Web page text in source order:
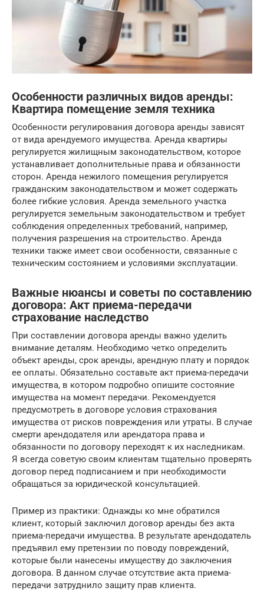
Особенности различных видов аренды:
Квартира помещение земля техника
Особенности регулирования договора аренды зависят
от вида арендуемого имущества. Аренда квартиры
регулируется жилищным законодательством, которое
устанавливает дополнительные права и обязанности
сторон. Аренда нежилого помещения регулируется
гражданским законодательством и может содержать
более гибкие условия. Аренда земельного участка
регулируется земельным законодательством и требует
соблюдения определенных требований, например,
получения разрешения на строительство. Аренда
техники также имеет свои особенности, связанные с
техническим состоянием и условиями эксплуатации.
Важные нюансы и советы по составлению
договора: Акт приема-передачи
страхование наследство
При составлении договора аренды важно уделить
внимание деталям. Необходимо четко определить
объект аренды, срок аренды, арендную плату и порядок
ее оплаты. Обязательно составьте акт приема-передачи
имущества, в котором подробно опишите состояние
имущества на момент передачи. Рекомендуется
предусмотреть в договоре условия страхования
имущества от рисков повреждения или утраты. В случае
смерти арендодателя или арендатора права и
обязанности по договору переходят к их наследникам.
Я всегда советую своим клиентам тщательно проверять
договор перед подписанием и при необходимости
обращаться за юридической консультацией.
Пример из практики: Однажды ко мне обратился
клиент, который заключил договор аренды без акта
приема-передачи имущества. В результате арендодатель
предъявил ему претензии по поводу повреждений,
которые были нанесены имуществу до заключения
договора. В данном случае отсутствие акта приема-
передачи затруднило защиту прав клиента.